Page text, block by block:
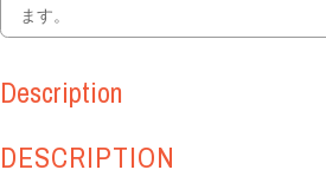
ます。
Description
DESCRIPTION